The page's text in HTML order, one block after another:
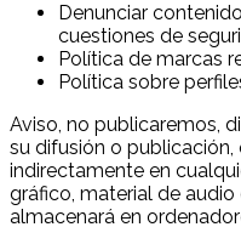
Denunciar
cuestiones de
Política de marcas
Política sobre
Aviso, no publicaremos,
su difusión o
indirectamente en
gráfico, material de audio
almacenará en